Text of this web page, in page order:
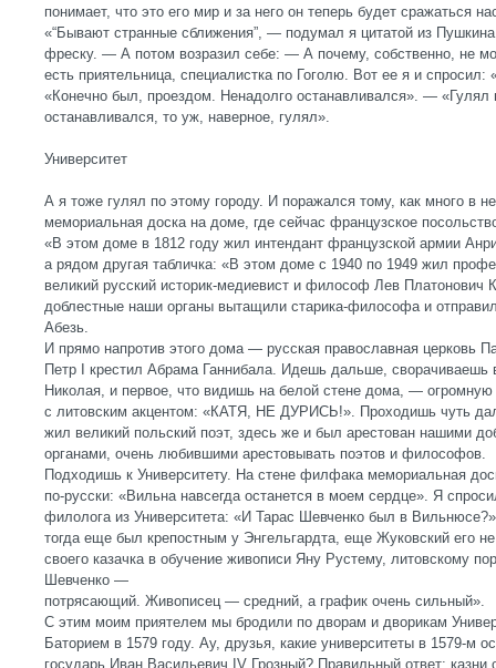
понимает, что это его мир и за него он теперь будет сражаться
«“Бывают странные сближения”, — подумал я цитатой из
фреску. — А потом возразил себе: — А почему, собственно, не
есть приятельница, специалистка по Гоголю. Вот ее я и
«Конечно был, проездом. Ненадолго останавливался». —
останавливался, то уж, наверное, гулял».
Университет
А я тоже гулял по этому городу. И поражался тому, как много в
мемориальная доска на доме, где сейчас французское
«В этом доме в 1812 году жил интендант французской армии
а рядом другая табличка: «В этом доме с 1940 по 1949 жил
великий русский историк-медиевист и философ Лев Платонович
доблестные наши органы вытащили старика-философа и
Абезь.
И прямо напротив этого дома — русская православная церковь
Петр I крестил Абрама Ганнибала. Идешь дальше, сворачиваешь
Николая, и первое, что видишь на белой стене дома, — огромную
с литовским акцентом: «КАТЯ, НЕ ДУРИСЬ!». Проходишь чуть
жил великий польский поэт, здесь же и был арестован нашими
органами, очень любившими арестовывать поэтов и философов.
Подходишь к Университету. На стене филфака мемориальная
по-русски: «Вильна навсегда останется в моем сердце». Я
филолога из Университета: «И Тарас Шевченко был в
тогда еще был крепостным у Энгельгардта, еще Жуковский его
своего казачка в обучение живописи Яну Рустему, литовскому
Шевченко —
потрясающий. Живописец — средний, а график очень сильный».
С этим моим приятелем мы бродили по дворам и дворикам
Баторием в 1579 году. Ау, друзья, какие университеты в 1579-м
государь Иван Васильевич IV Грозный? Правильный ответ: